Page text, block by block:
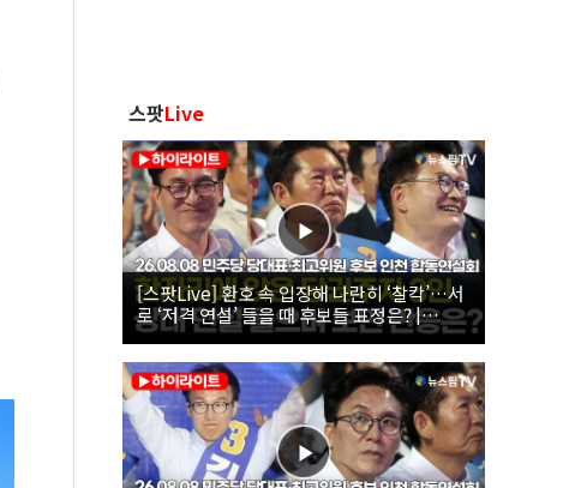
스팟Live
[스팟Live] 환호 속 입장해 나란히 ‘찰칵’…서
로 ‘저격 연설’ 들을 때 후보들 표정은? |
26.08.08 더불어민주당 당대표·최고위원 후
보 인천 합동연설회